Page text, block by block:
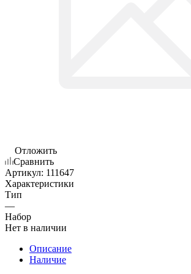
Отложить
Сравнить
Артикул: 111647
Характеристики
Тип
—
Набор
Нет в наличии
Описание
Наличие